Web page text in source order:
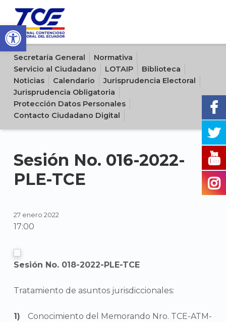
Open toolbar
Sitio oficial del Tribunal Contencioso Electoral del Ecuador
Secretaría General
Normativa
Servicio al Ciudadano
LOTAIP
Biblioteca
Noticias
Calendario
Jurisprudencia Electoral
Jurisprudencia Obligatoria
Protección Datos Personales
Contacto Ciudadano Digital
Sesión No. 016-2022-
PLE-TCE
27 enero 2022
17:00
Sesión No. 018-2022-PLE-TCE
Tratamiento de asuntos jurisdiccionales:
Conocimiento del Memorando Nro. TCE-ATM-